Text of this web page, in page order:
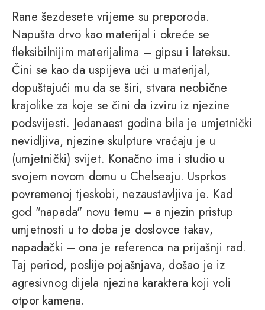
Rane šezdesete vrijeme su preporoda.
Napušta drvo kao materijal i okreće se
fleksibilnijim materijalima – gipsu i lateksu.
Čini se kao da uspijeva ući u materijal,
dopuštajući mu da se širi, stvara neobične
krajolike za koje se čini da izviru iz njezine
podsvijesti. Jedanaest godina bila je umjetnički
nevidljiva, njezine skulpture vraćaju je u
(umjetnički) svijet. Konačno ima i studio u
svojem novom domu u Chelseaju. Usprkos
povremenoj tjeskobi, nezaustavljiva je. Kad
god "napada" novu temu – a njezin pristup
umjetnosti u to doba je doslovce takav,
napadački – ona je referenca na prijašnji rad.
Taj period, poslije pojašnjava, došao je iz
agresivnog dijela njezina karaktera koji voli
otpor kamena.